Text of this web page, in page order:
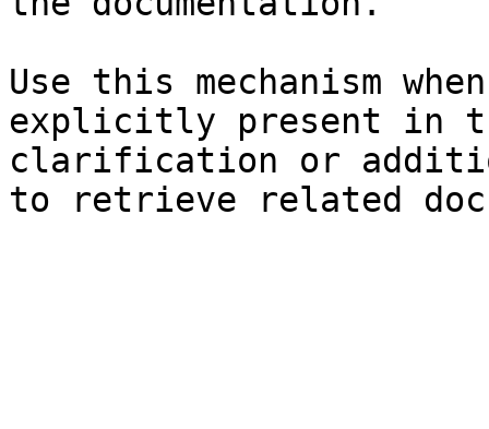
Use this mechanism
explicitly present in
clarification or